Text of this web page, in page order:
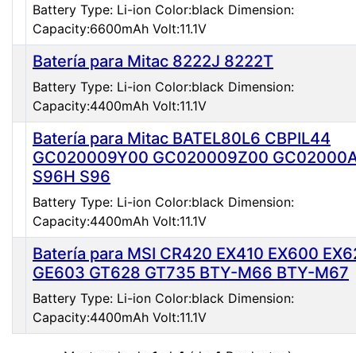
Battery Type: Li-ion Color:black Dimension:
Capacity:6600mAh Volt:11.1V
Batería para Mitac 8222J 8222T
Battery Type: Li-ion Color:black Dimension:
Capacity:4400mAh Volt:11.1V
Batería para Mitac BATEL80L6 CBPIL44
GC020009Y00 GC020009Z00
S96H S96
Battery Type: Li-ion Color:black Dimension:
Capacity:4400mAh Volt:11.1V
Batería para MSI CR420 EX410 EX600
GE603 GT628 GT735 BTY-M66 BTY-M67
Battery Type: Li-ion Color:black Dimension:
Capacity:4400mAh Volt:11.1V